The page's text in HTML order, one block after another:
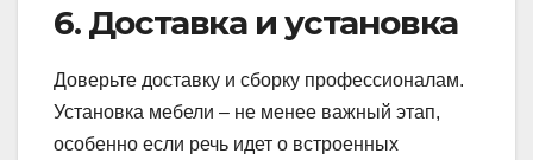
6. Доставка и установка
Доверьте доставку и сборку профессионалам.
Установка мебели – не менее важный этап,
особенно если речь идет о встроенных